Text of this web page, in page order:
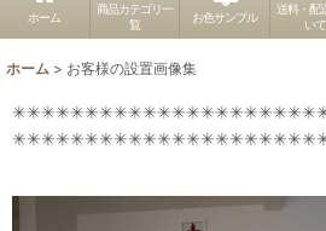
ホーム
商品カテゴリ一
覧
お色サンプル
送料・配
いて
ホーム > お客様の設置画像集